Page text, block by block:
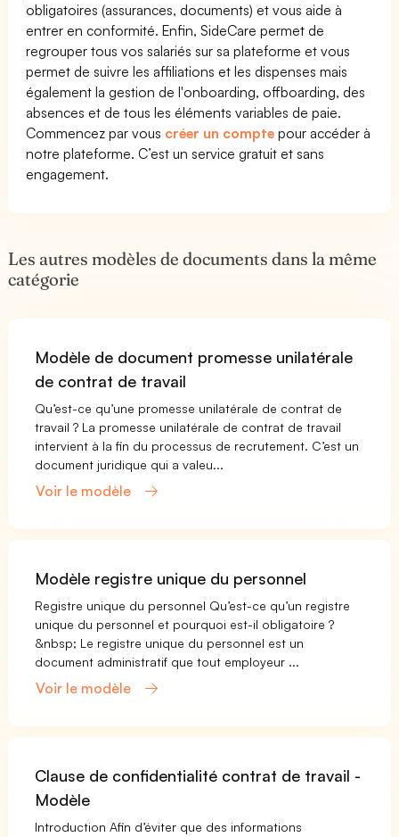
obligatoires (assurances, documents) et vous aide à
entrer en conformité. Enfin, SideCare permet de
regrouper tous vos salariés sur sa plateforme et vous
permet de suivre les affiliations et les dispenses mais
également la gestion de l'onboarding, offboarding, des
absences et de tous les éléments variables de paie.
Commencez par vous créer un compte pour accéder à
notre plateforme. C’est un service gratuit et sans
engagement.
Les autres modèles de documents dans la même
catégorie
Modèle de document promesse unilatérale
de contrat de travail
Qu’est-ce qu’une promesse unilatérale de contrat de
travail ? La promesse unilatérale de contrat de travail
intervient à la fin du processus de recrutement. C’est un
document juridique qui a valeu...
Voir le modèle
Modèle registre unique du personnel
Registre unique du personnel Qu’est-ce qu’un registre
unique du personnel et pourquoi est-il obligatoire ?
&nbsp; Le registre unique du personnel est un
document administratif que tout employeur ...
Voir le modèle
Clause de confidentialité contrat de travail -
Modèle
Introduction Afin d’éviter que des informations